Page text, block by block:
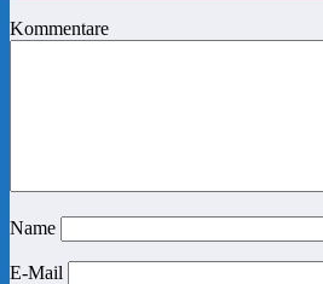
Kommentare
Name
E-Mail